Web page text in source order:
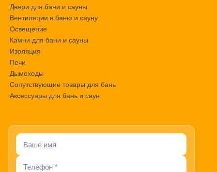
Двери для бани и сауны
Вентиляции в баню и сауну
Освещение
Камни для бани и сауны
Изоляция
Печи
Дымоходы
Сопутствующие товары для бань
Аксессуары для бань и саун